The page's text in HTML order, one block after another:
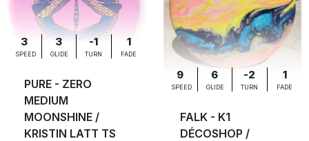
3
SPEED
3
GLIDE
-1
TURN
1
FADE
PURE - ZERO
MEDIUM
MOONSHINE /
KRISTIN LATT TS
9
SPEED
6
GLIDE
-2
TURN
1
FADE
FALK - K1
DÉCOSHOP /